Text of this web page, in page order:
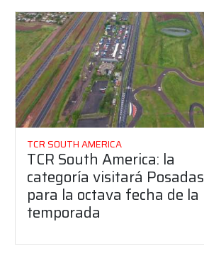
TCR SOUTH AMERICA
TCR South America: la
categoría visitará Posadas
para la octava fecha de la
temporada